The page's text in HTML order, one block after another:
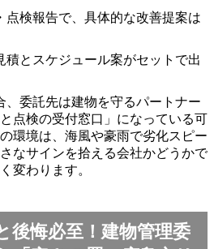
点検報告で、具体的な改善提案は
積とスケジュール案がセットで出
、委託先は建物を守るパートナー
点検の受付窓口」になっている可
環境は、海風や豪雨で劣化スピー
なサインを拾える会社かどうかで
変わります。
後悔必至！建物管理委